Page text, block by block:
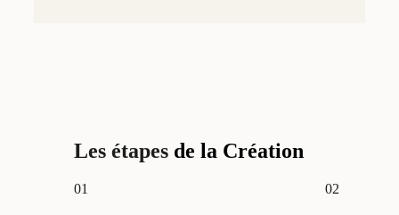
Les étapes de la Création
01 02